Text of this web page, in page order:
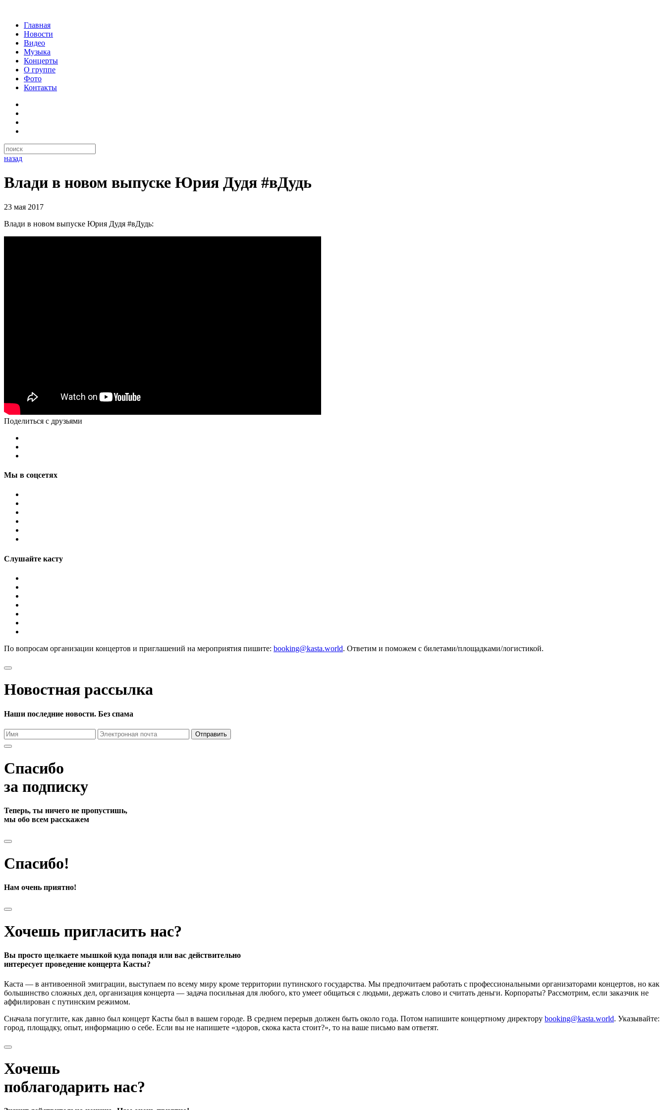
Главная
Новости
Видео
Музыка
Концерты
О группе
Фото
Контакты
назад
Влади в новом выпуске Юрия Дудя #вДудь
23 мая 2017
Влади в новом выпуске Юрия Дудя #вДудь:
Поделиться с друзьями
Мы в соцсетях
Слушайте касту
По вопросам организации концертов и приглашений на мероприятия пишите: booking@kasta.world. Ответим и поможем с билетами/площадками/логистикой.
Новостная рассылка
Наши последние новости. Без спама
Отправить
Спасибо
за подписку
Теперь, ты ничего не пропустишь,
мы обо всем расскажем
Спасибо!
Нам очень приятно!
Хочешь пригласить нас?
Вы просто щелкаете мышкой куда попадя или вас действительно
интересует проведение концерта Касты?
Каста — в антивоенной эмиграции, выступаем по всему миру кроме территории путинского государства. Мы предпочитаем работать с профессиональными организаторами концертов, но как
большинство сложных дел, организация концерта — задача посильная для любого, кто умеет общаться с людьми, держать слово и считать деньги. Корпораты? Рассмотрим, если заказчик не
аффилирован с путинским режимом.
Сначала погуглите, как давно был концерт Касты был в вашем городе. В среднем перерыв должен быть около года. Потом напишите концертному директору booking@kasta.world. Указывайте:
город, площадку, опыт, информацию о себе. Если вы не напишете «здоров, скока каста стоит?», то на ваше письмо вам ответят.
Хочешь
поблагодарить нас?